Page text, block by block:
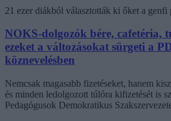
21 ezer diákból választották ki őket a genfi
NOKS-dolgozók bére, cafetéria,
ezeket a változásokat sürgeti a
köznevelésben
Nemcsak magasabb fizetéseket, hanem
és minden ledolgozott túlóra kifizetését is
Pedagógusok Demokratikus